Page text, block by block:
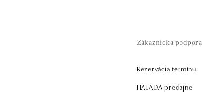
Zákaznícka podpora
Rezervácia termínu
HALADA predajne